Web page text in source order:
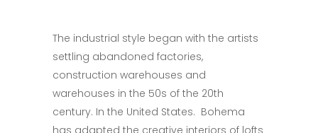
The industrial style began with the artists
settling abandoned factories,
construction warehouses and
warehouses in the 50s of the 20th
century. In the United States. Bohema